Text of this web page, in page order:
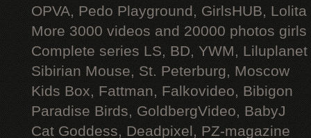
OPVA, Pedo Playground, GirlsHUB, Lolita
More 3000 videos and 20000 photos
Complete series LS, BD, YWM, Liluplanet
Sibirian Mouse, St. Peterburg, Moscow
Kids Box, Fattman, Falkovideo, Bibigon
Paradise Birds, GoldbergVideo, BabyJ
Cat Goddess, Deadpixel, PZ-magazine